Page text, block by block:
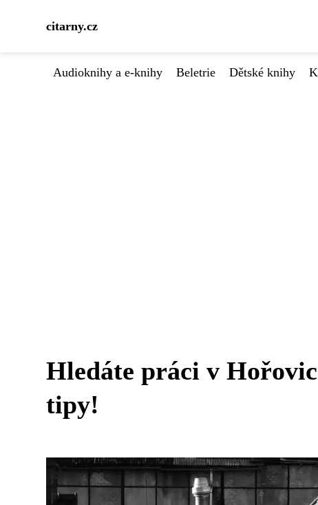
citarny.cz
Audioknihy a e-knihy Beletrie Dětské knihy
Hledáte práci v
tipy!